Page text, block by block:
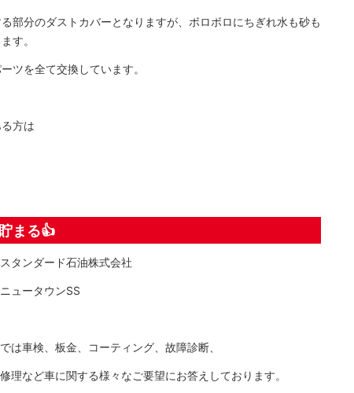
部分のダストカバーとなりますが、ボロボロにちぎれ水も砂も
す。
ツを全て交換しています。
方は
まる👍
タンダード石油株式会社
ュータウンSS
は車検、板金、コーティング、故障診断、
理など車に関する様々なご要望にお答えしております。